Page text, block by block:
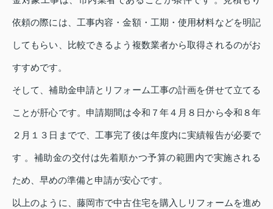
依頼の際には、工事内容・金額・工期・使用材料などを明記
してもらい、比較できるよう複数業者から取得されるのがお
すすめです。
そして、補助金申請とリフォーム工事の計画を併せて立てる
ことが肝心です。申請期間は令和７年４月８日から令和８年
２月１３日までで、工事完了後は年度内に実績報告が必要で
す 。補助金の交付は先着順かつ予算の範囲内で実施される
ため、早めの準備と申請が安心です。
以上のように、藤岡市で中古住宅を購入しリフォームを進め